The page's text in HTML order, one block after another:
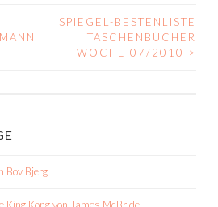
SPIEGEL-BESTENLISTE
TASCHENBÜCHER
WOCHE 07/2010
>
Bov Bjerg